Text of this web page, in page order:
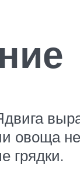
овоща
грядки.